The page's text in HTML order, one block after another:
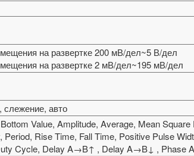
на развертке 200 мВ/дел~5 В/дел
на развертке 2 мВ/дел~195 мВ/дел
авто
Value, Amplitude, Average, Mean
Period, Rise Time, Fall Time, Positive Pulse
Cycle, Delay A→B↑ , Delay A→B↓ ,